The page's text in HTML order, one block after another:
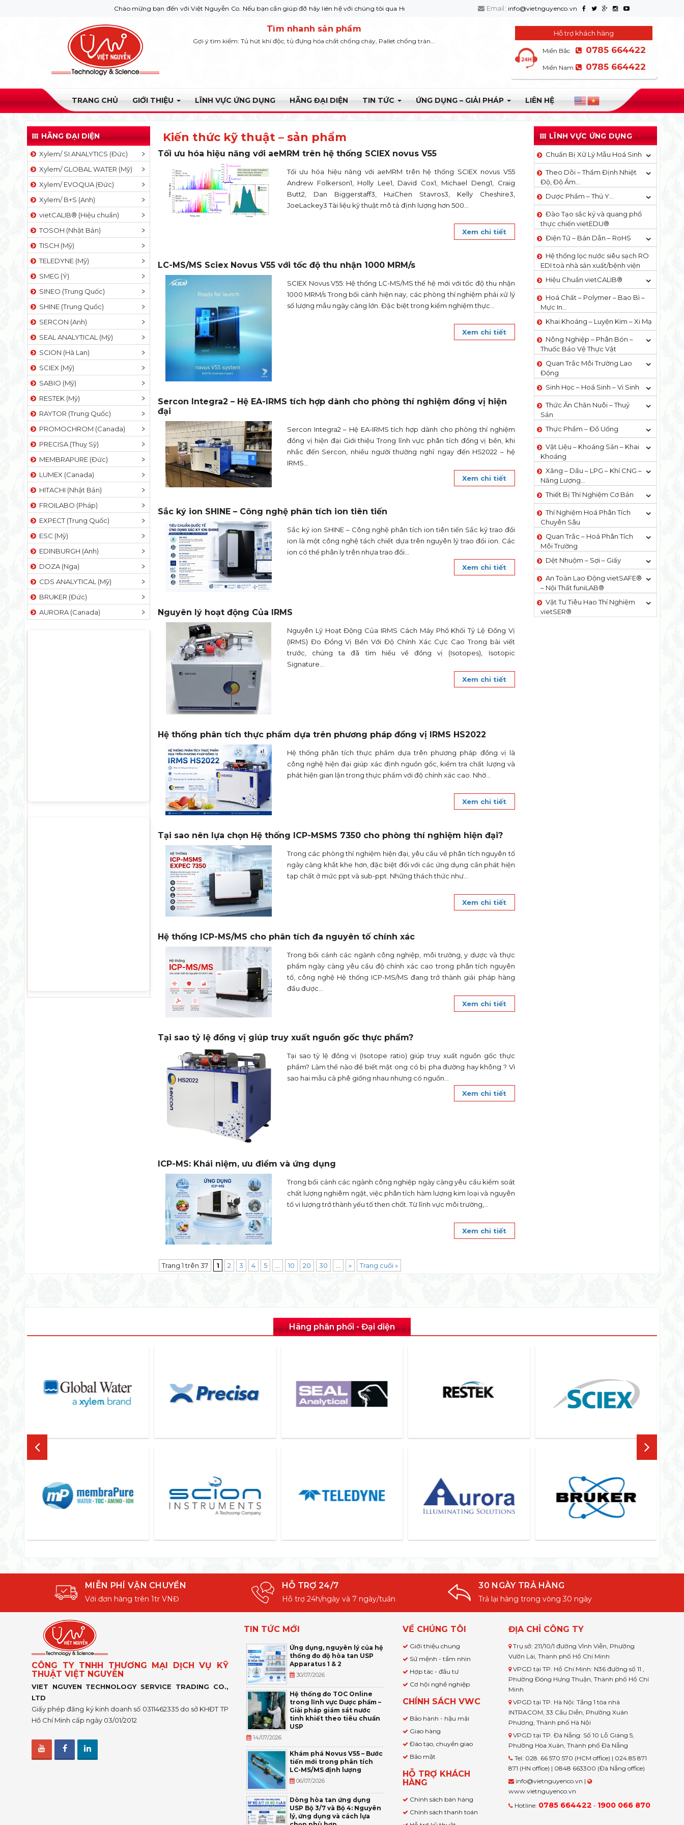
Chào mừng bạn đến với Việt Nguyễn Co. Nếu bạn cần giúp đỡ hãy liên hệ với chúng tôi qua Hotline: 0932 664422 Email: info@vietnguyenco.vn
Tìm nhanh sản phẩm
Gợi ý tìm kiếm: Tủ hút khí độc, tủ đựng hóa chất chống cháy, Pallet chống tràn...
Hỗ trợ khách hàng
Miền Bắc 0785 664422
Miền Nam 0785 664422
TRANG CHỦ GIỚI THIỆU LĨNH VỰC ỨNG DỤNG HÃNG ĐẠI DIỆN TIN TỨC ỨNG DỤNG – GIẢI PHÁP LIÊN HỆ
HÃNG ĐẠI DIỆN
Xylem/ SI ANALYTICS (Đức)
Xylem/ GLOBAL WATER (Mỹ)
Xylem/ EVOQUA (Đức)
Xylem/ B+S (Anh)
vietCALIB® (Hiệu chuẩn)
TOSOH (Nhật Bản)
TISCH (Mỹ)
TELEDYNE (Mỹ)
SMEG (Ý)
SINEO (Trung Quốc)
SHINE (Trung Quốc)
SERCON (Anh)
SEAL ANALYTICAL (Mỹ)
SCION (Hà Lan)
SCIEX (Mỹ)
SABIO (Mỹ)
RESTEK (Mỹ)
RAYTOR (Trung Quốc)
PROMOCHROM (Canada)
PRECISA (Thuỵ Sỹ)
MEMBRAPURE (Đức)
LUMEX (Canada)
HITACHI (Nhật Bản)
FROILABO (Pháp)
EXPECT (Trung Quốc)
ESC (Mỹ)
EDINBURGH (Anh)
DOZA (Nga)
CDS ANALYTICAL (Mỹ)
BRUKER (Đức)
AURORA (Canada)
Kiến thức kỹ thuật – sản phẩm
Tối ưu hóa hiệu năng với aeMRM trên hệ thống SCIEX novus V55
Tối ưu hóa hiệu năng với aeMRM trên hệ thống SCIEX novus V55
Andrew Folkerson1, Holly Lee1, David Cox1, Michael Deng1, Craig
Butt2, Dan Biggerstaff3, HuiChen Stavros3, Kelly Cheshire3,
JoeLackey3 Tài liệu kỹ thuật mô tả định lượng hơn 500...
Xem chi tiết
LC-MS/MS Sciex Novus V55 với tốc độ thu nhận 1000 MRM/s
SCIEX Novus V55: Hệ thống LC-MS/MS thế hệ mới với tốc độ thu nhận
1000 MRM/s Trong bối cảnh hiện nay, các phòng thí nghiệm phải xử lý
số lượng mẫu ngày càng lớn. Đặc biệt trong kiểm nghiệm thực...
Xem chi tiết
Sercon Integra2 – Hệ EA-IRMS tích hợp dành cho phòng thí nghiệm đồng vị hiện
đại
Sercon Integra2 – Hệ EA-IRMS tích hợp dành cho phòng thí nghiệm
đồng vị hiện đại Giới thiệu Trong lĩnh vực phân tích đồng vị bền, khi
nhắc đến Sercon, nhiều người thường nghĩ ngay đến HS2022 – hệ
IRMS...
Xem chi tiết
Sắc ký ion SHINE – Công nghệ phân tích ion tiên tiến
Sắc ký ion SHINE – Công nghệ phân tích ion tiên tiến Sắc ký trao đổi
ion là một công nghệ tách chiết dựa trên nguyên lý trao đổi ion. Các
ion có thể phân ly trên nhựa trao đổi...
Xem chi tiết
Nguyên lý hoạt động Của IRMS
Nguyên Lý Hoạt Động Của IRMS Cách Máy Phổ Khối Tỷ Lệ Đồng Vị
(IRMS) Đo Đồng Vị Bền Với Độ Chính Xác Cực Cao Trong bài viết
trước, chúng ta đã tìm hiểu về đồng vị (Isotopes), Isotopic
Signature...
Xem chi tiết
Hệ thống phân tích thực phẩm dựa trên phương pháp đồng vị IRMS HS2022
Hệ thống phân tích thực phẩm dựa trên phương pháp đồng vị là
công nghệ hiện đại giúp xác định nguồn gốc, kiểm tra chất lượng và
phát hiện gian lận trong thực phẩm với độ chính xác cao. Nhờ...
Xem chi tiết
Tại sao nên lựa chọn Hệ thống ICP-MSMS 7350 cho phòng thí nghiệm hiện đại?
Trong các phòng thí nghiệm hiện đại, yêu cầu về phân tích nguyên tố
ngày càng khắt khe hơn, đặc biệt đối với các ứng dụng cần phát hiện
tạp chất ở mức ppt và sub-ppt. Những thách thức như...
Xem chi tiết
Hệ thống ICP-MS/MS cho phân tích đa nguyên tố chính xác
Trong bối cảnh các ngành công nghiệp, môi trường, y dược và thực
phẩm ngày càng yêu cầu độ chính xác cao trong phân tích nguyên
tố, công nghệ Hệ thống ICP-MS/MS đang trở thành giải pháp hàng
đầu được...
Xem chi tiết
Tại sao tỷ lệ đồng vị giúp truy xuất nguồn gốc thực phẩm?
Tại sao tỷ lệ đồng vị (Isotope ratio) giúp truy xuất nguồn gốc thực
phẩm? Làm thế nào để biết mật ong có bị pha đường hay không ? Vì
sao hai mẫu cà phê giống nhau nhưng có nguồn...
Xem chi tiết
ICP-MS: Khái niệm, ưu điểm và ứng dụng
Trong bối cảnh các ngành công nghiệp ngày càng yêu cầu kiểm soát
chất lượng nghiêm ngặt, việc phân tích hàm lượng kim loại và nguyên
tố vi lượng trở thành yếu tố then chốt. Từ lĩnh vực môi trường,...
Xem chi tiết
Trang 1 trên 37 1 2 3 4 5 10 20 30 » Trang cuối »
LĨNH VỰC ỨNG DỤNG
Chuẩn Bị Xử Lý Mẫu Hoá Sinh
Theo Dõi – Thẩm Định Nhiệt
Độ, Độ Ẩm…
Dược Phẩm – Thú Y…
Đào Tạo sắc ký và quang phổ
thực chiến vietEDU®
Điện Tử – Bán Dẫn – RoHS
Hệ thống lọc nước siêu sạch RO
EDI​​ toà nhà sản xuất/bệnh viện
Hiệu Chuẩn vietCALIB®
Hoá Chất – Polymer – Bao Bì –
Mực In…
Khai Khoáng – Luyện Kim – Xi Mạ
Nông Nghiệp – Phân Bón –
Thuốc Bảo Vệ Thực Vật
Quan Trắc Môi Trường Lao
Động
Sinh Học – Hoá Sinh – Vi Sinh
Thức Ăn Chăn Nuôi – Thuỷ
Sản
Thực Phẩm – Đồ Uống
Vật Liệu – Khoáng Sản – Khai
Khoáng
Xăng – Dầu – LPG – Khí CNG –
Năng Lượng…
Thiết Bị Thí Nghiệm Cơ Bản
Thí Nghiệm Hoá Phân Tích
Chuyên Sâu
Quan Trắc – Hoá Phân Tích
Môi Trường
Dệt Nhuộm – Sợi – Giấy
An Toàn Lao Động vietSAFE®
– Nội Thất funiLAB®
Vật Tư Tiêu Hao Thí Nghiệm
vietSER®
Hãng phân phối - Đại diện
MIỄN PHÍ VẬN CHUYỂN
Với đơn hàng trên 1tr VNĐ
HỖ TRỢ 24/7
Hỗ trợ 24h/ngày và 7 ngày/tuần
30 NGÀY TRẢ HÀNG
Trả lại hàng trong vòng 30 ngày
CÔNG TY TNHH THƯƠNG MẠI DỊCH VỤ KỸ
THUẬT VIỆT NGUYỄN
VIET NGUYEN TECHNOLOGY SERVICE TRADING CO.,
LTD
Giấy phép đăng ký kinh doanh số 0311462335 do sở KHĐT TP
Hồ Chí Minh cấp ngày 03/01/2012
TIN TỨC MỚI
Ứng dụng, nguyên lý của hệ
thống đo độ hòa tan USP
Apparatus 1 & 2
30/07/2026
Hệ thống đo TOC Online
trong lĩnh vực Dược phẩm –
Giải pháp giám sát nước
tinh khiết theo tiêu chuẩn
USP
14/07/2026
Khám phá Novus V55 – Bước
tiến mới trong phân tích
LC-MS/MS định lượng
06/07/2026
Dòng hòa tan ứng dụng
USP Bộ 3/7 và Bộ 4: Nguyên
lý, ứng dụng và cách lựa
VỀ CHÚNG TÔI
Giới thiệu chung
Sứ mệnh - tầm nhìn
Hợp tác - đầu tư
Cơ hội nghề nghiệp
CHÍNH SÁCH VWC
Bảo hành - hậu mãi
Giao hàng
Đào tạo, chuyển giao
Bảo mật
HỖ TRỢ KHÁCH
HÀNG
Chính sách bán hàng
Chính sách thanh toán
ĐỊA CHỈ CÔNG TY
Trụ sở: 211/10/1 đường Vĩnh Viễn, Phường
Vườn Lài, Thành phố Hồ Chí Minh
VPGD tại TP. Hồ Chí Minh: N36 đường số 11 ,
Phường Đông Hưng Thuận, Thành phố Hồ Chí
Minh
VPGD tại TP. Hà Nội: Tầng 1 tòa nhà
INTRACOM, 33 Cầu Diễn, Phường Xuân
Phương, Thành phố Hà Nội
VPGD tại TP. Đà Nẵng: Số 10 Lỗ Giáng 5,
Phường Hòa Xuân, Thành phố Đà Nẵng
Tel: 028. 66 570 570 (HCM office) | 024.85 871
871 (HN office) | 0848 663300 (Đà Nẵng office)
info@vietnguyenco.vn |
www.vietnguyenco.vn
Hotline: 0785 664422 - 1900 066 870